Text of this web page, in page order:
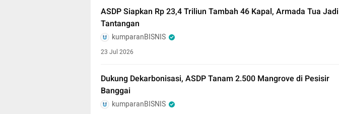
ASDP Siapkan Rp 23,4 Triliun Tambah 46 Kapal, Armada Tua Jadi
Tantangan
kumparanBISNIS
23 Jul 2026
Dukung Dekarbonisasi, ASDP Tanam 2.500 Mangrove di Pesisir
Banggai
kumparanBISNIS